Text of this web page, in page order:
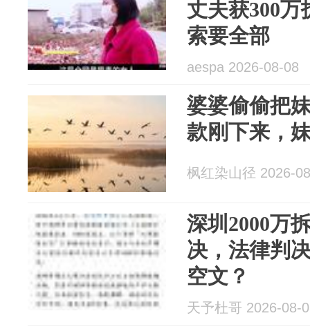
丈夫获300
索要全部
aespa 2026-08-08
婆婆偷偷把
款刚下来，
枫红染山径 2026-
深圳2000万
决，法律判
空文？
天予杜哥 2026-08-